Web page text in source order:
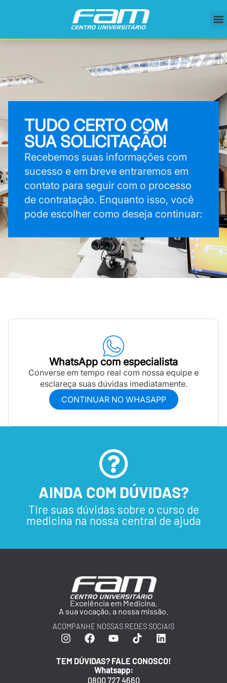
TUDO CERTO COM
SUA SOLICITAÇÃO!
Recebemos suas informações com
sucesso e em breve entraremos em
contato para seguir com o processo
de contratação. Enquanto isso, você
pode escolher como deseja continuar:
WhatsApp com especialista
Converse em tempo real com nossa equipe e
esclareça suas dúvidas imediatamente.
CONTINUAR NO WHASAPP
AINDA COM DÚVIDAS?
Tire suas dúvidas sobre o curso de
medicina na nossa central de ajuda
Excelência em Medicina.
A sua vocação, a nossa missão.
ACOMPANHE NOSSAS REDES SOCIAIS
TEM DÚVIDAS? FALE CONOSCO!
Whatsapp:
0800 727 4660